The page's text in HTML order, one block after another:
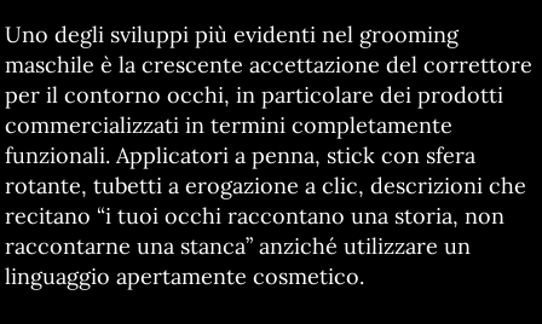
Uno degli sviluppi più evidenti nel grooming
maschile è la crescente accettazione del correttore
per il contorno occhi, in particolare dei prodotti
commercializzati in termini completamente
funzionali. Applicatori a penna, stick con sfera
rotante, tubetti a erogazione a clic, descrizioni che
recitano “i tuoi occhi raccontano una storia, non
raccontarne una stanca” anziché utilizzare un
linguaggio apertamente cosmetico.